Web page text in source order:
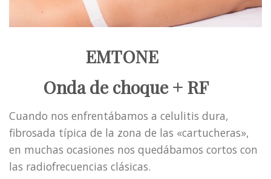
EMTONE
Onda de choque + RF
Cuando nos enfrentábamos a celulitis dura,
fibrosada típica de la zona de las «cartucheras»,
en muchas ocasiones nos quedábamos cortos con
las radiofrecuencias clásicas.